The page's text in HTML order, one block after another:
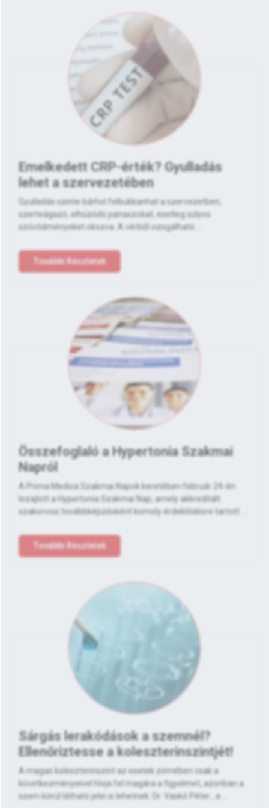
Emelkedett CRP-érték? Gyulladás
lehet a szervezetében
Gyulladás szinte bárhol felbukkanhat a szervezetben,
szerteágazó, elhúzódó panaszokat, esetleg súlyos
szövődményeket okozva. A vérből vizsgálható ...
További Részletek
Összefoglaló a Hypertonia Szakmai
Napról
A Prima Medica Szakmai Napok keretében február 24-én
lezajlott a Hypertonia Szakmai Nap, amely akkreditált
szakorvosi továbbképzésként komoly érdeklődésre tartott ...
További Részletek
Sárgás lerakódások a szemnél?
Ellenőriztesse a koleszterinszintjét!
A magas koleszterinszint az esetek zömében csak a
következményeivel hívja fel magára a figyelmet, azonban a
szem körül látható jelei is lehetnek. Dr. Vaskó Péter , a ...